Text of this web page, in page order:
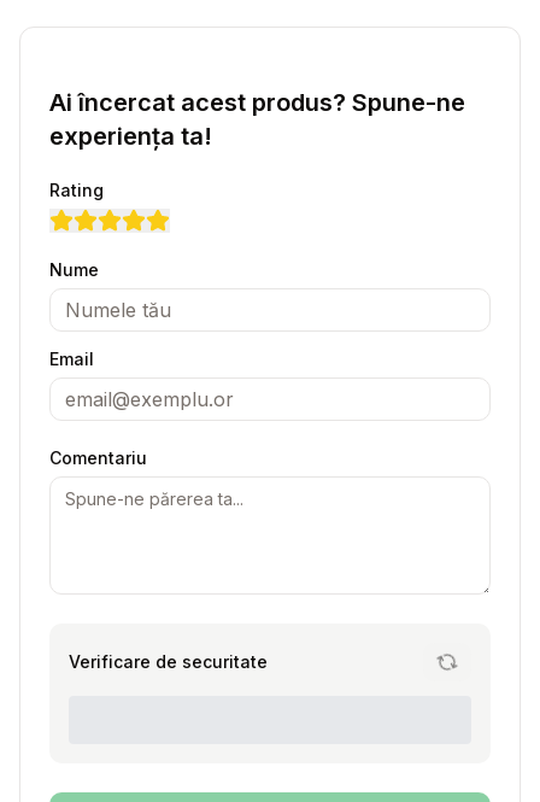
Ai încercat acest produs? Spune-ne
experiența ta!
Rating
Nume
Email
Comentariu
Verificare de securitate